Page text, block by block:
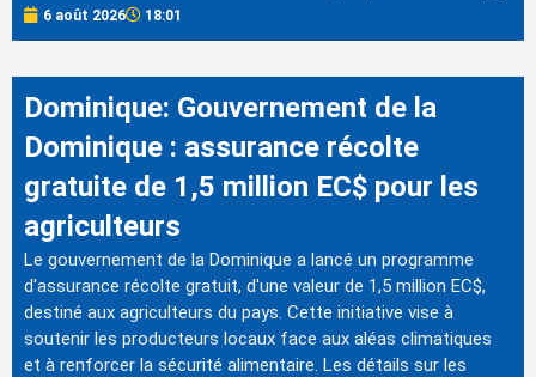
6 août 2026 18:01
Dominique: Gouvernement de la
Dominique : assurance récolte
gratuite de 1,5 million EC$ pour les
agriculteurs
Le gouvernement de la Dominique a lancé un programme
d'assurance récolte gratuit, d'une valeur de 1,5 million EC$,
destiné aux agriculteurs du pays. Cette initiative vise à
soutenir les producteurs locaux face aux aléas climatiques
et à renforcer la sécurité alimentaire. Les détails sur les